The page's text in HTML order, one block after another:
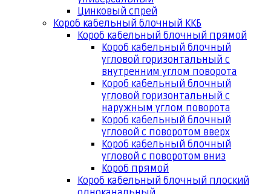
Цинковый спрей
Короб кабельный блочный ККБ
Короб кабельный блочный прямой
Короб кабельный блочный
угловой горизонтальный с
внутренним углом поворота
Короб кабельный блочный
угловой горизонтальный с
наружным углом поворота
Короб кабельный блочный
угловой с поворотом вверх
Короб кабельный блочный
угловой с поворотом вниз
Короб прямой
Короб кабельный блочный плоский